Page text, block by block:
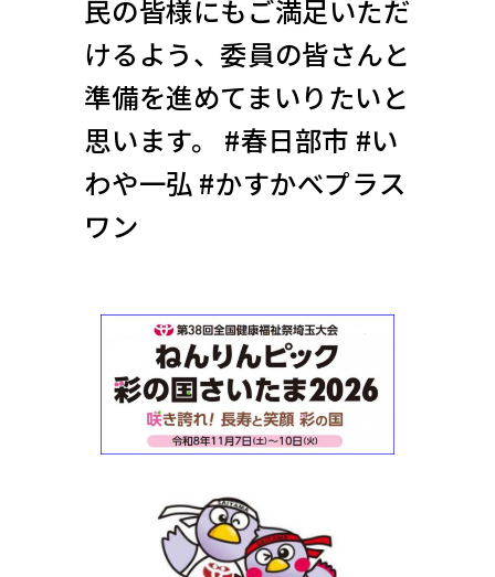
民の皆様にもご満足いただ
けるよう、委員の皆さんと
準備を進めてまいりたいと
思います。 #春日部市 #い
わや一弘 #かすかべプラス
ワン